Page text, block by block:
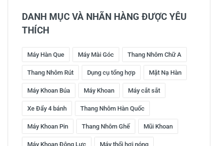
DANH MỤC VÀ NHÃN HÀNG ĐƯỢC YÊU
THÍCH
Máy Hàn Que Máy Mài Góc Thang Nhôm Chữ A
Thang Nhôm Rút Dụng cụ tổng hợp Mặt Nạ Hàn
Máy Khoan Búa Máy Khoan Máy cắt sắt
Xe Đẩy 4 bánh Thang Nhôm Hàn Quốc
Máy Khoan Pin Thang Nhôm Ghế Mũi Khoan
Máy Khoan Động Lực Máy thổi hơi nóng